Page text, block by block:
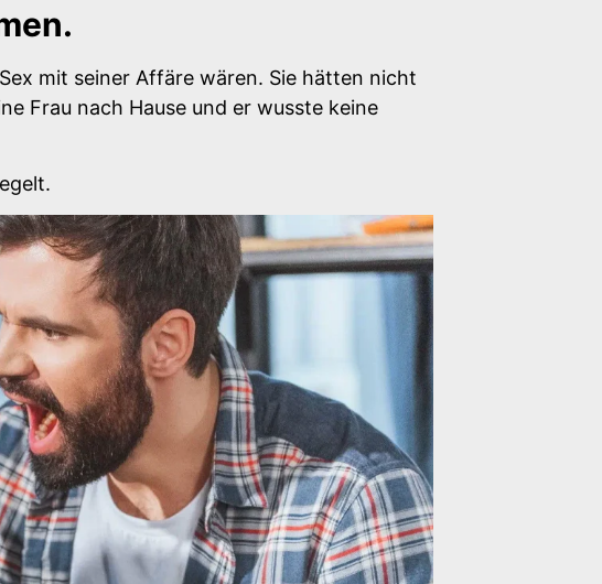
mit seiner Affäre wären. Sie hätten nicht
Frau nach Hause und er wusste keine